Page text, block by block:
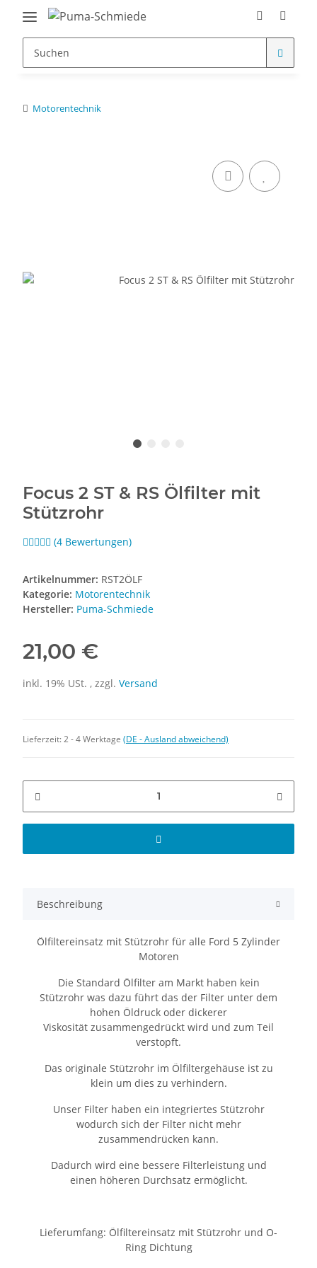
Motorentechnik
Focus 2 ST & RS Ölfilter mit
Stützrohr
(4 Bewertungen)
Artikelnummer: RST2ÖLF
Kategorie: Motorentechnik
Hersteller: Puma-Schmiede
21,00 €
inkl. 19% USt. , zzgl. Versand
Lieferzeit:2 - 4 Werktage (DE - Ausland abweichend)
Beschreibung
Ölfiltereinsatz mit Stützrohr für alle Ford 5 Zylinder
Motoren
Die Standard Ölfilter am Markt haben kein
Stützrohr was dazu führt das der Filter unter dem
hohen Öldruck oder dickerer
Viskosität zusammengedrückt wird und zum Teil
verstopft.
Das originale Stützrohr im Ölfiltergehäuse ist zu
klein um dies zu verhindern.
Unser Filter haben ein integriertes Stützrohr
wodurch sich der Filter nicht mehr
zusammendrücken kann.
Dadurch wird eine bessere Filterleistung und
einen höheren Durchsatz ermöglicht.
Lieferumfang: Ölfiltereinsatz mit Stützrohr und O-
Ring Dichtung